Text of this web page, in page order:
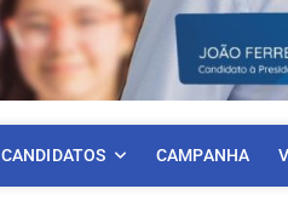
CANDIDATOS CAMPANHA